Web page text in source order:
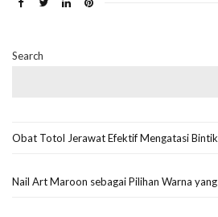
Search
Obat Totol Jerawat Efektif Mengatasi
Nail Art Maroon sebagai Pilihan Warna